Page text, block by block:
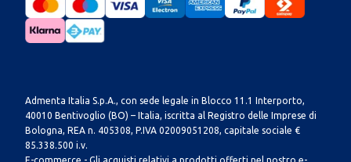
Admenta Italia S.p.A., con sede legale in Blocco 11.1 Interporto,
40010 Bentivoglio (BO) – Italia, iscritta al Registro delle Imprese di
Bologna, REA n. 405308, P.IVA 02009051208, capitale sociale €
85.338.500 i.v.